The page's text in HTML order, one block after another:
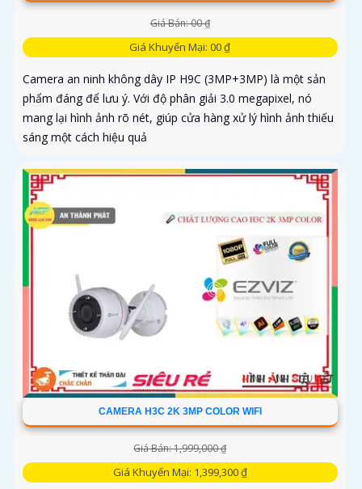
Giá Bán: 00 ₫
Giá Khuyến Mại: 00 ₫
Camera an ninh không dây IP H9C (3MP+3MP) là một sản
phẩm đáng để lưu ý. Với độ phân giải 3.0 megapixel, nó
mang lại hình ảnh rõ nét, giúp cửa hàng xử lý hình ảnh thiếu
sáng một cách hiệu quả
CAMERA H3C 2K 3MP COLOR WIFI
Giá Bán: 1,999,000 ₫
Giá Khuyến Mại: 1,399,300 ₫